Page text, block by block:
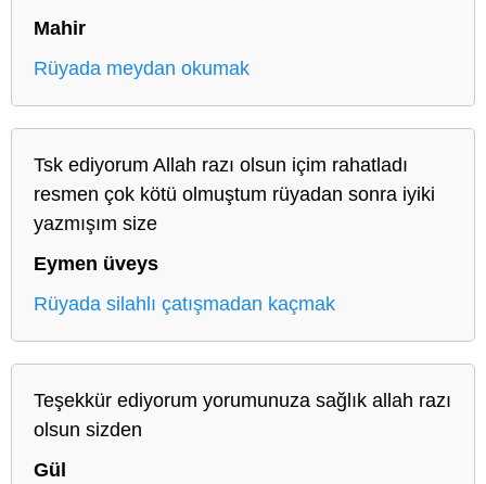
Mahir
Rüyada meydan okumak
Tsk ediyorum Allah razı olsun içim rahatladı
resmen çok kötü olmuştum rüyadan sonra iyiki
yazmışım size
Eymen üveys
Rüyada silahlı çatışmadan kaçmak
Teşekkür ediyorum yorumunuza sağlık allah razı
olsun sizden
Gül